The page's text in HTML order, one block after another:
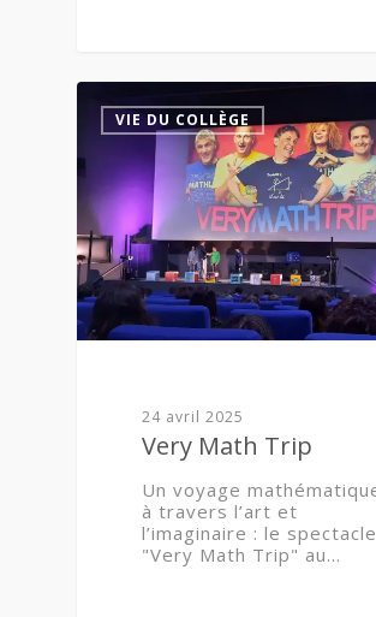
VIE DU COLLÈGE
24 avril 2025
Very Math Trip
Un voyage
à travers l’art et
l’imaginaire : le spectacle
"Very Math Trip" au…